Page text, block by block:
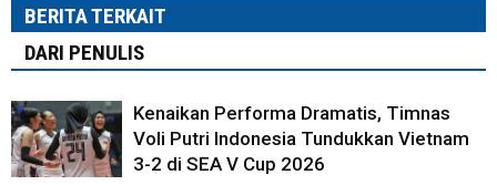
BERITA TERKAIT
DARI PENULIS
Kenaikan Performa Dramatis, Timnas
Voli Putri Indonesia Tundukkan Vietnam
3-2 di SEA V Cup 2026